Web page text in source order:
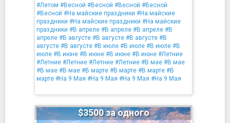
#Летом #Весной #Весной #Весной #Весной
#Весной #На майские праздники #На майские
праздники #На майские праздники #На майские
праздники #В апреле #В апреле #В апреле #В
апреле #В августе #В августе #В августе #В
августе #В августе #В июле #В июле #В июле #В
июле #В июне #В июне #В июне #В июне #Летние
#Летние #Летние #Летние #Летние #В мае #В мае
#В мае #В мае #В марте #В марте #В марте #В
марте #На 9 Мая #На 9 Мая #На 9 Мая #На 9 Мая
$3500 за одного